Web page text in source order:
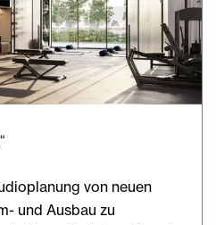
von neuen
und Ausbau zu